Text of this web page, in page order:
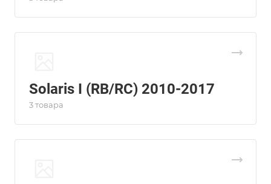
Solaris I (RB/RC) 2010-2017
3 товара